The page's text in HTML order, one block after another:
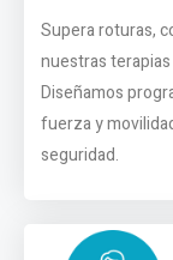
Supera roturas,
nuestras
Diseñamos
fuerza y
seguridad.